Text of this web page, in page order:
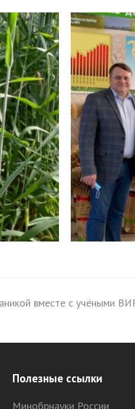
вместе с учёными
Полезные ссылки
Минобрнауки России